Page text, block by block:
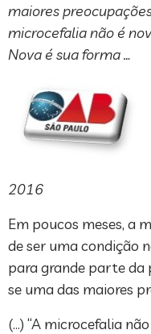
maiores
microcefalia não é
Nova é sua forma …
2016
Em poucos meses, a
de ser uma condição
para grande parte
se uma das maiores
(…) “A microcefalia